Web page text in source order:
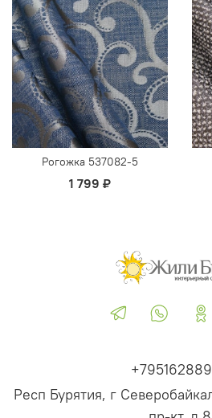
Рогожка 537082-5
1 799 ₽
Респ Бурятия, г